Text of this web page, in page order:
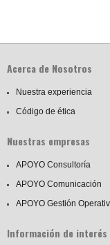
Acerca de Nosotros
Nuestra experiencia
Código de ética
Nuestras empresas
APOYO Consultoría
APOYO Comunicación
APOYO Gestión
Información de interés